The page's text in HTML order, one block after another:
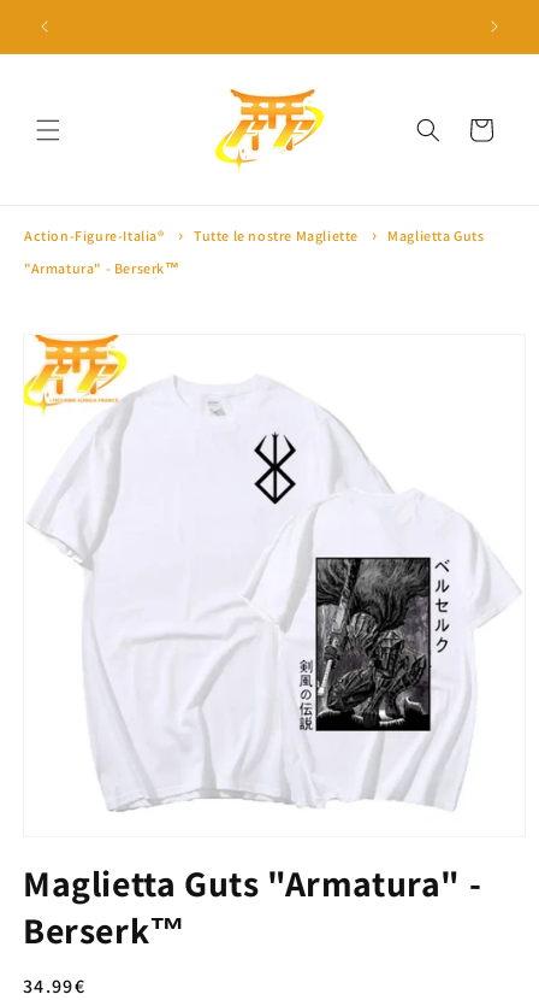
direttamente
100€ ⛩ 🏅
Carrello
Action-Figure-Italia® Tutte le nostre Magliette
Maglietta Guts
"Armatura" - Berserk™
Passa alle
informazioni
sul prodotto
Maglietta Guts "Armatura" -
Berserk™
Prezzo
34.99€